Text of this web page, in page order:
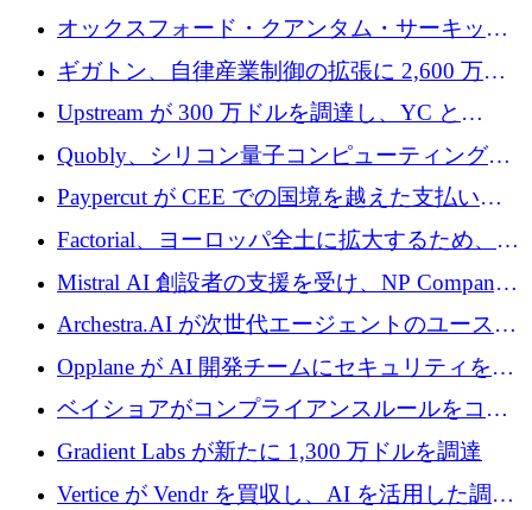
ットフォームの成長に 1,250 万ドルを投資
オックスフォード・クアンタム・サーキット
が「成人向け」2億6,000万ポンドの資金調達
ラウンドを獲得
ギガトン、自律産業制御の拡張に 2,600 万ド
ルを調達
Upstream が 300 万ドルを調達し、YC と
Xavier Niel が支援する共同 AI 受信箱を立ち上
げる
Quobly、シリコン量子コンピューティングの
商用化のためにシリーズ A で 1 億 1,500 万ユ
ーロを調達
Paypercut が CEE での国境を越えた支払いを
拡大するために 500 万ユーロを確保
Factorial、ヨーロッパ全土に拡大するため、25
億ドルの評価額で1億5,000万ドルのシリーズD
Mistral AI 創設者の支援を受け、NP Company
がエンジニアリング向け AI を推進するために
600 万ユーロのプレシードを確保
Archestra.AI が次世代エージェントのユースケ
ースを実現するために 1,000 万ドルを調達
Opplane が AI 開発チームにセキュリティをも
たらすために 450 万ユーロを調達
ベイショアがコンプライアンスルールをコー
ド化するために800万ドルを調達
Gradient Labs が新たに 1,300 万ドルを調達
Vertice が Vendr を買収し、AI を活用した調達